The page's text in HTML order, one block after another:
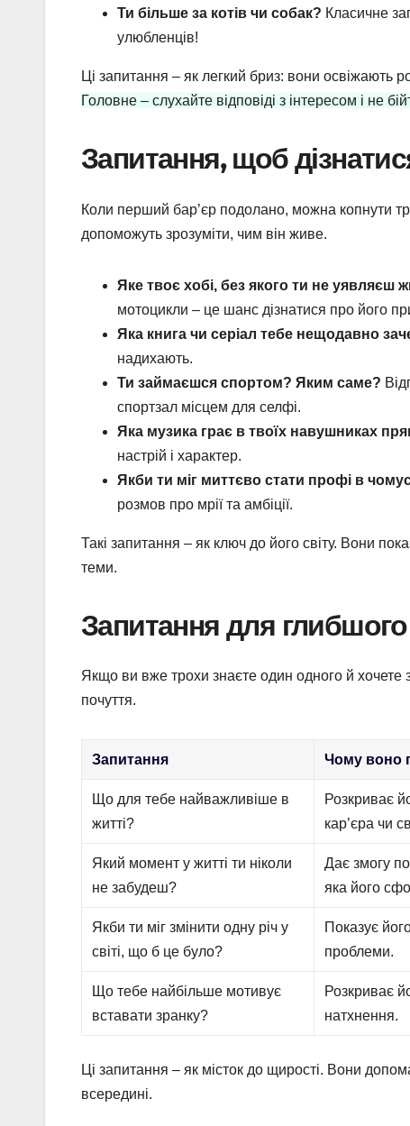
Ти більше за котів чи собак? Класичне
улюбленців!
Ці запитання – як легкий бриз: вони
Головне – слухайте відповіді з інтересом і не
Запитання, щоб
Коли перший бар’єр подолано, можна копнути
допоможуть зрозуміти, чим він живе.
Яке твоє хобі, без якого ти не уявляєш
мотоцикли – це шанс дізнатися про його
Яка книга чи серіал тебе нещодавно
надихають.
Ти займаєшся спортом? Яким саме?
спортзал місцем для селфі.
Яка музика грає в твоїх навушниках
настрій і характер.
Якби ти міг миттєво стати профі в
розмов про мрії та амбіції.
Такі запитання – як ключ до його світу. Вони
теми.
Запитання для
Якщо ви вже трохи знаєте один одного й хочете
почуття.
Запитання Чому воно
Що для тебе найважливіше в
житті?
Розкриває
кар’єра чи
Який момент у житті ти ніколи
не забудеш?
Дає змогу
яка його
Якби ти міг змінити одну річ у
світі, що б це було?
Показує
проблеми.
Що тебе найбільше мотивує
вставати зранку?
Розкриває
натхнення.
Ці запитання – як місток до щирості. Вони
всередині.